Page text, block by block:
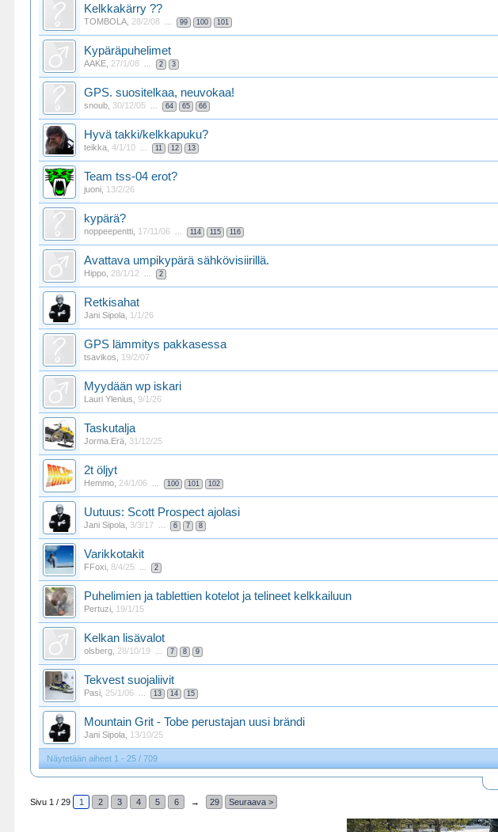
Kelkkakärry ??
TOMBOLA 28/2/08 ... 99 100 101
Kypäräpuhelimet
AAKE 27/1/08 ... 2 3
GPS. suositelkaa, neuvokaa!
snoub 30/12/05 ... 64 65 66
Hyvä takki/kelkkapuku?
teikka ,4/1/10 ... 11 12 13
Team tss-04 erot?
juoni 13/2/26
kypärä?
noppeepentti 17/11/06 ... 114 115 116
Avattava umpikypärä sähkövisiirillä.
Hippo 28/1/12 ... 2
Retkisahat
Jani Sipola 1/1/26
GPS lämmitys pakkasessa
tsavikos 19/2/07
Myydään wp iskari
Lauri Ylenius ,9/1/26
Taskutalja
Jorma.Erä 31/12/25
2t öljyt
Hemmo 24/1/06 ... 100 101 102
Uutuus: Scott Prospect ajolasi
Jani Sipola 3/3/17 ... 6 7 8
Varikkotakit
FFoxi ,8/4/25 ... 2
Puhelimien ja tablettien kotelot ja telineet kelkkailuun
Pertuzi 19/1/15
Kelkan lisävalot
olsberg 28/10/19 ... 7 8 9
Tekvest suojaliivit
Pasi 25/1/06 ... 13 14 15
Mountain Grit - Tobe perustajan uusi brändi
Jani Sipola 13/10/25
Näytetään aiheet 1 - 25 / 709
Sivu 1 / 29 1 2 3 4 5 6 → 29 Seuraava >